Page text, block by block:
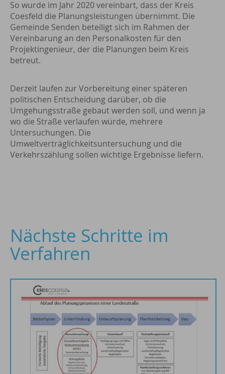
So wurde im Jahr 2020 vereinbart, dass der Kreis
Coesfeld die Planungsleistungen übernimmt. Die
Gemeinde Senden beteiligt sich im Rahmen der
Vereinbarung an den Personalkosten für den
Projektingenieur, der die Planungen beim Kreis
betreut.
Derzeit laufen zur Vorbereitung einer späteren
politischen Entscheidung darüber, ob die
Umgehungsstraße gebaut werden soll, und wenn ja
wo die Straße verlaufen würde, mehrere
Untersuchungen. Die
Umweltverträglichkeitsuntersuchung und die
Verkehrszählung sollen wichtige Ergebnisse liefern.
Nächste Schritte im
Verfahren